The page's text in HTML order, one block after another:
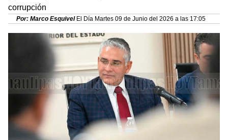
corrupción
Por: Marco Esquivel El Día Martes 09 de Junio del 2026 a las 17:05